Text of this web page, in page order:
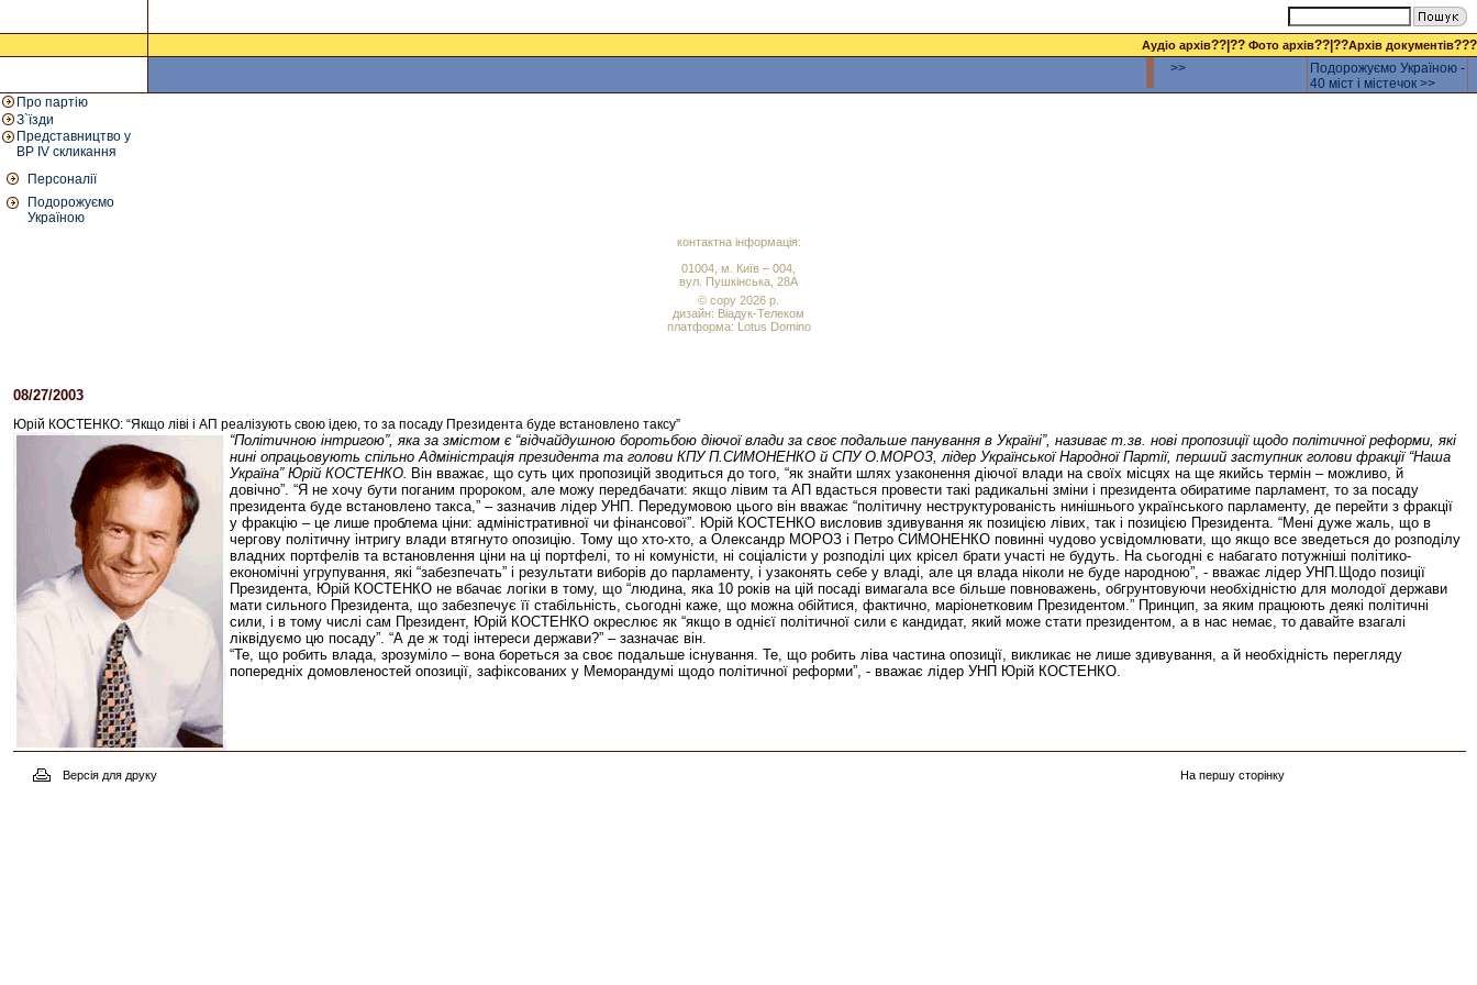
Аудіо архів??|?? Фото архів??|??Архів документів???
>>
Подорожуємо Україною -
40 міст і містечок >>
Про партію
З`їзди
Представництво у
ВР IV скликання
Персоналії
Подорожуємо
Україною
контактна інформація:
01004, м. Київ – 004,
вул. Пушкінська, 28А
© copy 2026 р.
дизайн: Віадук-Телеком
платформа: Lotus Domino
08/27/2003
Юрій КОСТЕНКО: “Якщо ліві і АП реалізують свою ідею, то за посаду Президента буде встановлено таксу”
“Політичною інтригою”, яка за змістом є “відчайдушною боротьбою діючої влади за своє подальше панування в Україні”, називає т.зв. нові пропозиції щодо політичної реформи, які
нині опрацьовують спільно Адміністрація президента та голови КПУ П.СИМОНЕНКО й СПУ О.МОРОЗ, лідер Української Народної Партії, перший заступник голови фракції “Наша
Україна” Юрій КОСТЕНКО. Він вважає, що суть цих пропозицій зводиться до того, “як знайти шлях узаконення діючої влади на своїх місцях на ще якийсь термін – можливо, й
довічно”. “Я не хочу бути поганим пророком, але можу передбачати: якщо лівим та АП вдасться провести такі радикальні зміни і президента обиратиме парламент, то за посаду
президента буде встановлено такса,” – зазначив лідер УНП. Передумовою цього він вважає “політичну неструктурованість нинішнього українського парламенту, де перейти з фракції
у фракцію – це лише проблема ціни: адміністративної чи фінансової”. Юрій КОСТЕНКО висловив здивування як позицією лівих, так і позицією Президента. “Мені дуже жаль, що в
чергову політичну інтригу влади втягнуто опозицію. Тому що хто-хто, а Олександр МОРОЗ і Петро СИМОНЕНКО повинні чудово усвідомлювати, що якщо все зведеться до розподілу
владних портфелів та встановлення ціни на ці портфелі, то ні комуністи, ні соціалісти у розподілі цих крісел брати участі не будуть. На сьогодні є набагато потужніші політико-
економічні угрупування, які “забезпечать” і результати виборів до парламенту, і узаконять себе у владі, але ця влада ніколи не буде народною”, - вважає лідер УНП.Щодо позиції
Президента, Юрій КОСТЕНКО не вбачає логіки в тому, що “людина, яка 10 років на цій посаді вимагала все більше повноважень, обгрунтовуючи необхідністю для молодої держави
мати сильного Президента, що забезпечує її стабільність, сьогодні каже, що можна обійтися, фактично, маріонетковим Президентом.” Принцип, за яким працюють деякі політичні
сили, і в тому числі сам Президент, Юрій КОСТЕНКО окреслює як “якщо в однієї політичної сили є кандидат, який може стати президентом, а в нас немає, то давайте взагалі
ліквідуємо цю посаду”. “А де ж тоді інтереси держави?” – зазначає він.
“Те, що робить влада, зрозуміло – вона бореться за своє подальше існування. Те, що робить ліва частина опозиції, викликає не лише здивування, а й необхідність перегляду
попередніх домовленостей опозиції, зафіксованих у Меморандумі щодо політичної реформи”, - вважає лідер УНП Юрій КОСТЕНКО.
Версія для друку На першу сторінку